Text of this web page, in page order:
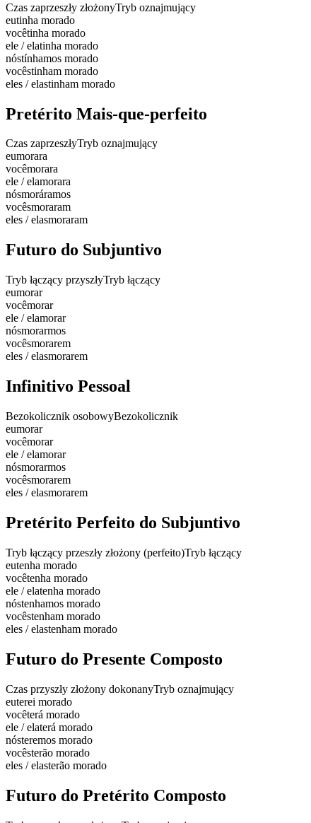
Czas zaprzeszły złożonyTryb oznajmujący
eutinha morado
vocêtinha morado
ele / elatinha morado
nóstínhamos morado
vocêstinham morado
eles / elastinham morado
Pretérito Mais-que-perfeito
Czas zaprzeszłyTryb oznajmujący
eumorara
vocêmorara
ele / elamorara
nósmoráramos
vocêsmoraram
eles / elasmoraram
Futuro do Subjuntivo
Tryb łączący przyszłyTryb łączący
eumorar
vocêmorar
ele / elamorar
nósmorarmos
vocêsmorarem
eles / elasmorarem
Infinitivo Pessoal
Bezokolicznik osobowyBezokolicznik
eumorar
vocêmorar
ele / elamorar
nósmorarmos
vocêsmorarem
eles / elasmorarem
Pretérito Perfeito do Subjuntivo
Tryb łączący przeszły złożony (perfeito)Tryb łączący
eutenha morado
vocêtenha morado
ele / elatenha morado
nóstenhamos morado
vocêstenham morado
eles / elastenham morado
Futuro do Presente Composto
Czas przyszły złożony dokonanyTryb oznajmujący
euterei morado
vocêterá morado
ele / elaterá morado
nósteremos morado
vocêsterão morado
eles / elasterão morado
Futuro do Pretérito Composto